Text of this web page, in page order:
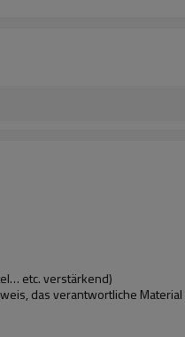
etc. verstärkend)
das verantwortliche